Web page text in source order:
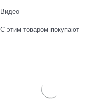
Видео
С этим товаром покупают